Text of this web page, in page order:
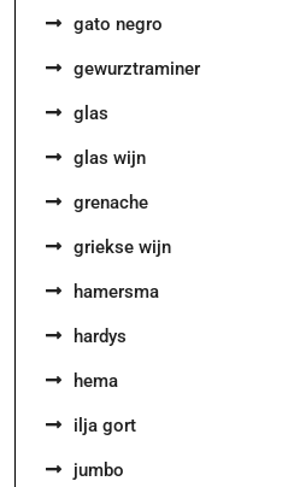
gato negro
gewurztraminer
glas
glas wijn
grenache
griekse wijn
hamersma
hardys
hema
ilja gort
jumbo